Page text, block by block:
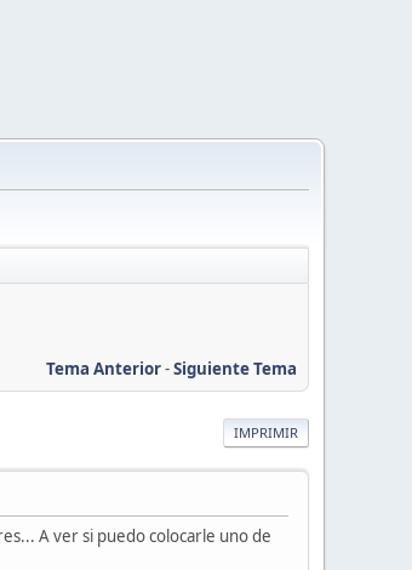
Tema Anterior-Siguiente Tema
IMPRIMIR
A ver si puedo colocarle uno de